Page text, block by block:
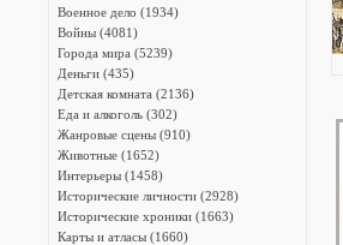
Военное дело (1934)
Войны (4081)
Города мира (5239)
Деньги (435)
Детская комната (2136)
Еда и алкоголь (302)
Жанровые сцены (910)
Животные (1652)
Интерьеры (1458)
Исторические личности (2928)
Исторические хроники (1663)
Карты и атласы (1660)